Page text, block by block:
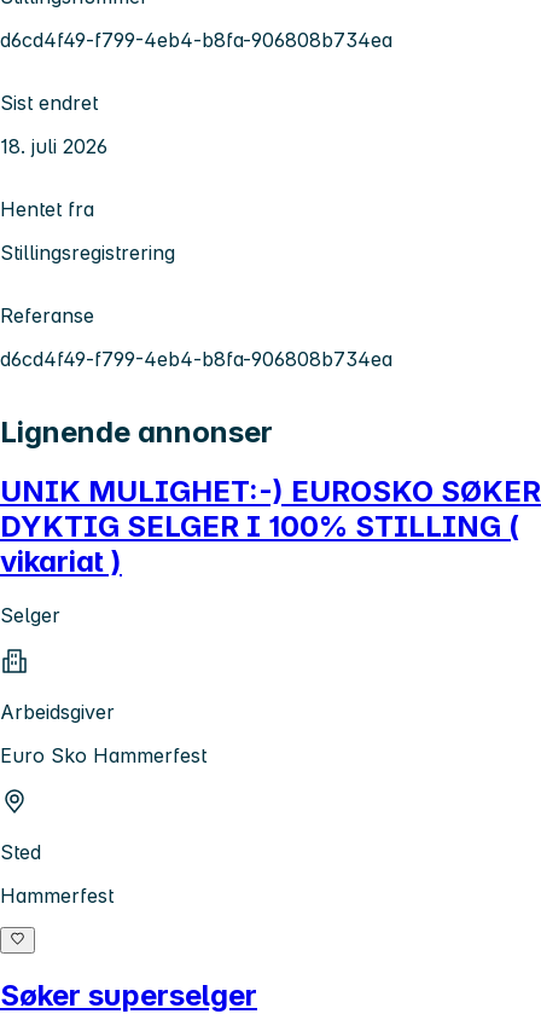
d6cd4f49-f799-4eb4-b8fa-906808b734ea
Sist endret
18. juli 2026
Hentet fra
Stillingsregistrering
Referanse
d6cd4f49-f799-4eb4-b8fa-906808b734ea
Lignende annonser
UNIK MULIGHET:-) EUROSKO SØKER
DYKTIG SELGER I 100% STILLING (
vikariat )
Selger
Arbeidsgiver
Euro Sko Hammerfest
Sted
Hammerfest
Søker superselger